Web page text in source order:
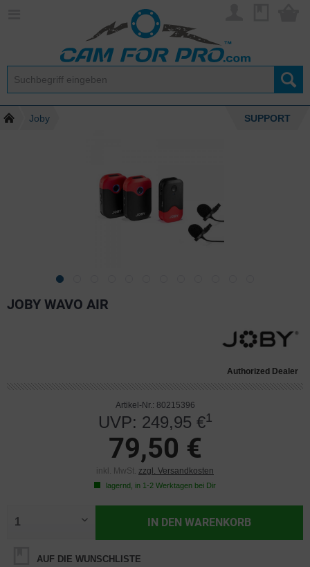
Joby SUPPORT
JOBY WAVO AIR
Authorized Dealer
Artikel-Nr.: 80215396
UVP: 249,95 €1
79,50 €
inkl. MwSt. zzgl. Versandkosten
lagernd, in 1-2 Werktagen bei Dir
IN DEN WARENKORB
AUF DIE WUNSCHLISTE